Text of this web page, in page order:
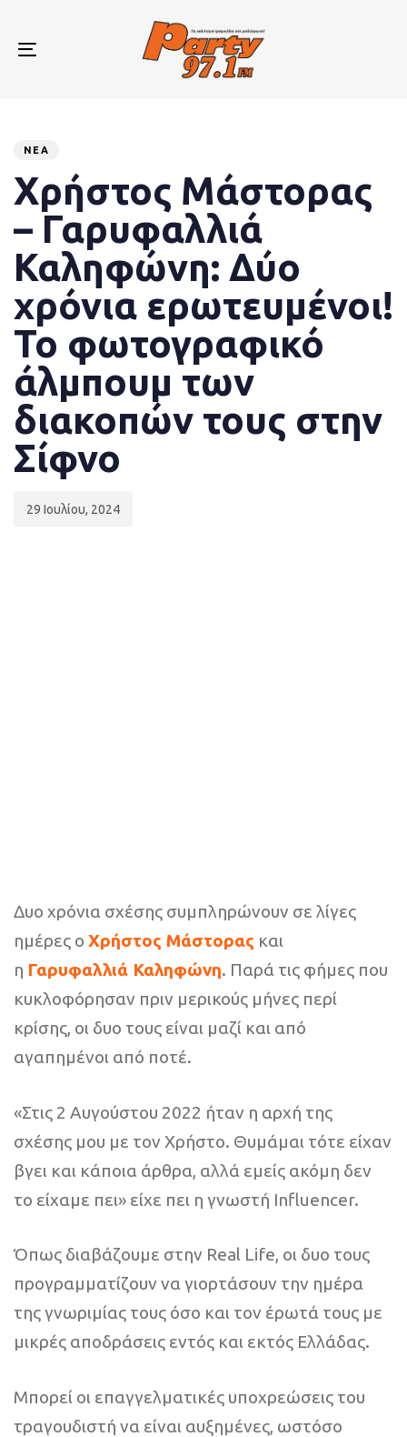
primary
Toggle
ΝΈΑ
Χρήστος Μάστορας
– Γαρυφαλλιά
Καληφώνη: Δύο
χρόνια ερωτευμένοι!
Το φωτογραφικό
άλμπουμ των
διακοπών τους στην
Σίφνο
29 Ιουλίου, 2024
Δυο χρόνια σχέσης συμπληρώνουν σε λίγες
ημέρες ο Χρήστος Μάστορας και
η Γαρυφαλλιά Καληφώνη. Παρά τις φήμες που
κυκλοφόρησαν πριν μερικούς μήνες περί
κρίσης, οι δυο τους είναι μαζί και από
αγαπημένοι από ποτέ.
«Στις 2 Αυγούστου 2022 ήταν η αρχή της
σχέσης μου με τον Χρήστο. Θυμάμαι τότε είχαν
βγει και κάποια άρθρα, αλλά εμείς ακόμη δεν
το είχαμε πει» είχε πει η γνωστή Influencer.
Όπως διαβάζουμε στην Real Life, οι δυο τους
προγραμματίζουν να γιορτάσουν την ημέρα
της γνωριμίας τους όσο και τον έρωτά τους με
μικρές αποδράσεις εντός και εκτός Ελλάδας.
Μπορεί οι επαγγελματικές υποχρεώσεις του
τραγουδιστή να είναι αυξημένες, ωστόσο